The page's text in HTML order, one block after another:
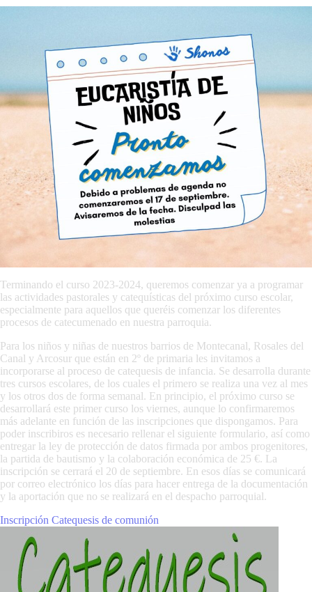
Terminando el curso 2023-2024, queremos comenzar ya a programar
las actividades pastorales y catequísticas del próximo curso escolar,
especialmente para aquellos que queréis comenzar los diferentes
procesos de catecumenado en nuestra parroquia.
Para los niños y niñas de nuestros barrios de Montecanal, Rosales del
Canal y Arcosur que están en 2º de primaria les invitamos a
incorporarse al proceso de catequesis de infancia. Se desarrolla durante
tres cursos escolares, de los cuales el primero se realiza una vez al mes
y los otros dos de forma semanal. En principio, el próximo curso se
desarrollará este primer curso los viernes, aunque lo confirmaremos
más adelante en función de las inscripciones que dispongamos. Para
poder inscribiros es necesario rellenar el siguiente formulario, así como
entregar la ley de protección de datos firmada por ambos progenitores,
la partida de bautismo y la colaboración económica de 25 €. La
inscripción se cerrará el 20 de septiembre. En esos días se comunicará
por correo electrónico los días para hacer entrega de la documentación
y la aportación que no se realizará en el despacho parroquial.
Inscripción Catequesis de comunión